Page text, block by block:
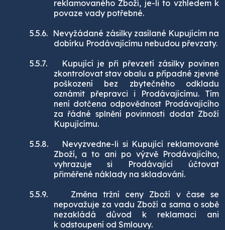
reklamovaného Zboží, je-li to vzhledem k
povaze vady potřebné.
5.5.6.
Nevyžádané zásilky zasílané Kupujícím na
dobírku Prodávajícímu nebudou převzaty.
5.5.7.
Kupující je při převzetí zásilky povinen
zkontrolovat stav obalu a případné zjevné
poškození bez zbytečného odkladu
oznámit přepravci i Prodávajícímu. Tím
není dotčena odpovědnost Prodávajícího
za řádné splnění povinnosti dodat Zboží
Kupujícímu.
5.5.8.
Nevyzvedne-li si Kupující reklamované
Zboží, a to ani po výzvě Prodávajícího,
vyhrazuje si Prodávající účtovat
přiměřené náklady na skladování.
5.5.9.
Změna tržní ceny Zboží v čase se
nepovažuje za vadu Zboží a sama o sobě
nezakládá důvod k reklamaci ani
k odstoupení od Smlouvy.